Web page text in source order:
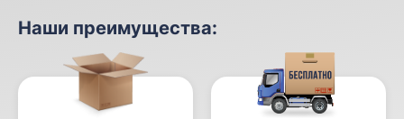
Наши преимущества: